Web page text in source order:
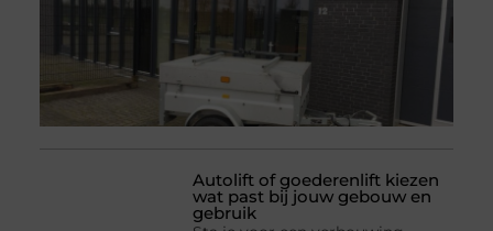
Autolift of goederenlift kiezen
wat past bij jouw gebouw en
gebruik